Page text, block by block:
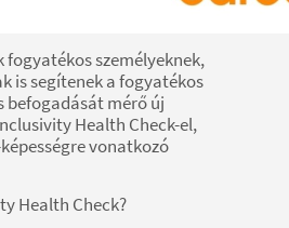
fogyatékos személyeknek,
is segítenek a fogyatékos
befogadását mérő új
Health Check-el,
vonatkozó
Health Check?